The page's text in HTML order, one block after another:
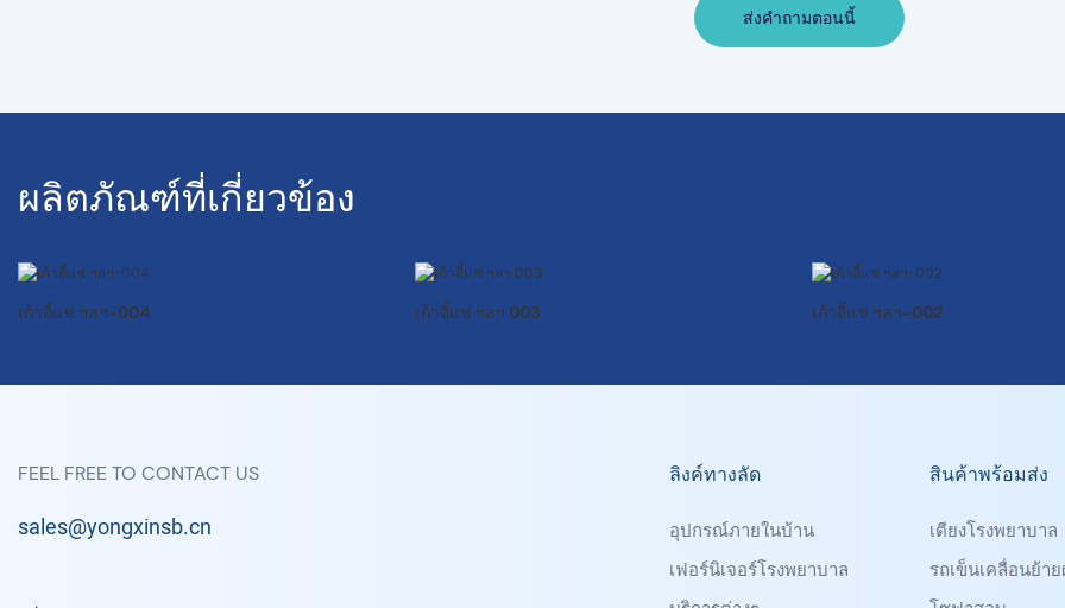
ส่งคำถามตอนนี้
ผลิตภัณฑ์ที่เกี่ยวข้อง
เก้าอี้แช่ ฯลฯ-004 เก้าอี้แช่ ฯลฯ 003 เก้าอี้แช่ ฯลฯ-002
FEEL FREE TO CONTACT US
sales@yongxinsb.cn
ลิงค์ทางลัด
อุปกรณ์ภายในบ้าน
เฟอร์นิเจอร์โรงพยาบาล
สินค้าพร้อมส่ง
เตียงโรงพยาบาล
รถเข็นเคลื่อนย้า